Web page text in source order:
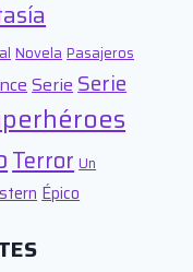
Novela Pasajeros
SerieSerie
Terror Un
Épico